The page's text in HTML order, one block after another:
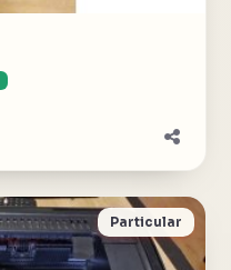
Particular